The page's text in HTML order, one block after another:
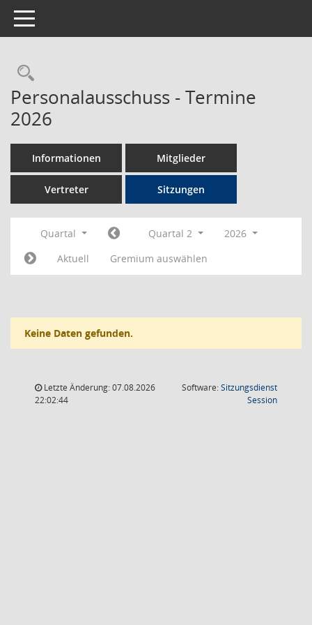
Toggle navigation
Rechercheauswahl
Personalausschuss - Termine
2026
Informationen Mitglieder
Vertreter Sitzungen
Quartal Quartal 2
2026
Aktuell
Gremium auswählen
Keine Daten gefunden.
Letzte Änderung: 07.08.2026
22:02:44
Software:Sitzungsdienst
Session(Wird in